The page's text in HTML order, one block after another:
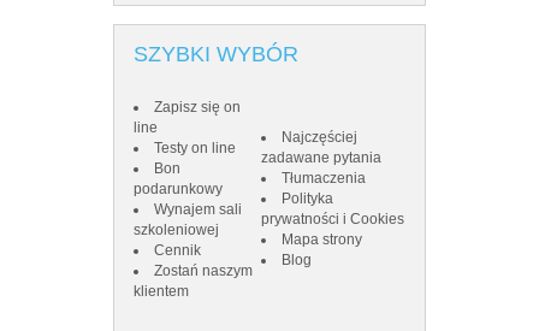
SZYBKI WYBÓR
Zapisz się on
line
Testy on line
Bon
podarunkowy
Wynajem sali
szkoleniowej
Cennik
Zostań naszym
klientem
Najczęściej
zadawane pytania
Tłumaczenia
Polityka
prywatności i Cookies
Mapa strony
Blog